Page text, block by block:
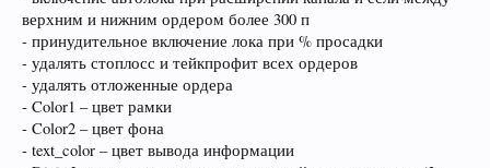
верхним и нижним ордером более 300 п
- принудительное включение лока при % просадки
- удалять стоплосс и тейкпрофит всех ордеров
- удалять отложенные ордера
- Color1 – цвет рамки
- Color2 – цвет фона
- text_color – цвет вывода информации